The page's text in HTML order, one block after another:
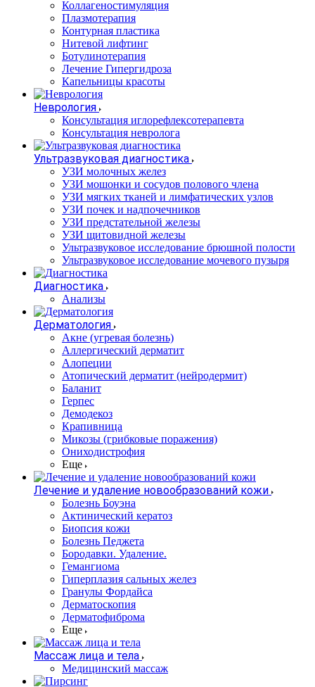
Коллагеностимуляция
Плазмотерапия
Контурная пластика
Нитевой лифтинг
Ботулинотерапия
Лечение Гипергидроза
Капельницы красоты
Неврология
Консультация иглорефлексотерапевта
Консультация невролога
Ультразвуковая диагностика
УЗИ молочных желез
УЗИ мошонки и сосудов полового члена
УЗИ мягких тканей и лимфатических узлов
УЗИ почек и надпочечников
УЗИ предстательной железы
УЗИ щитовидной железы
Ультразвуковое исследование брюшной полости
Ультразвуковое исследование мочевого пузыря
Диагностика
Анализы
Дерматология
Акне (угревая болезнь)
Аллергический дерматит
Алопеции
Атопический дерматит (нейродермит)
Баланит
Герпес
Демодекоз
Крапивница
Микозы (грибковые поражения)
Ониходистрофия
Еще
Лечение и удаление новообразований кожи
Болезнь Боуэна
Актинический кератоз
Биопсия кожи
Болезнь Педжета
Бородавки. Удаление.
Гемангиома
Гиперплазия сальных желез
Гранулы Фордайса
Дерматоскопия
Дерматофиброма
Еще
Массаж лица и тела
Медицинский массаж